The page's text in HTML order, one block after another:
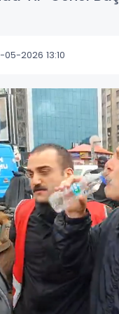
05-2026 13:10